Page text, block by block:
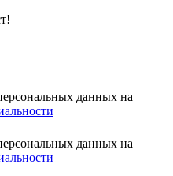
данных на
данных на